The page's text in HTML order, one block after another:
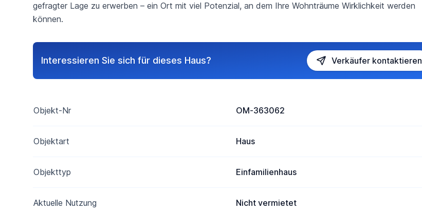
gefragter Lage zu erwerben – ein Ort mit viel Potenzial, an dem Ihre Wohnträume Wirklichkeit werden
können.
Interessieren Sie sich für dieses Haus? Verkäufer kontaktieren
Objekt-Nr OM-363062
Objektart Haus
Objekttyp Einfamilienhaus
Aktuelle Nutzung Nicht vermietet